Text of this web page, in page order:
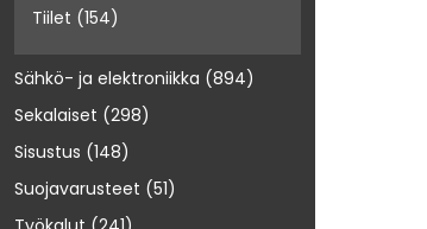
Tiilet (154)
Sähkö- ja elektroniikka (894)
Sekalaiset (298)
Sisustus (148)
Suojavarusteet (51)